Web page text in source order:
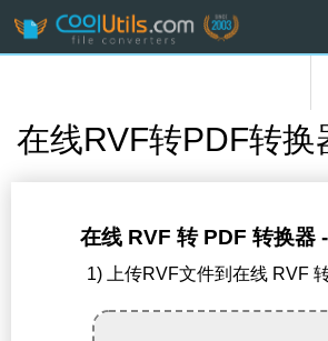
在线RVF转PDF转换
在线 RVF 转 PDF 转换器
1) 上传RVF文件到在线 RVF